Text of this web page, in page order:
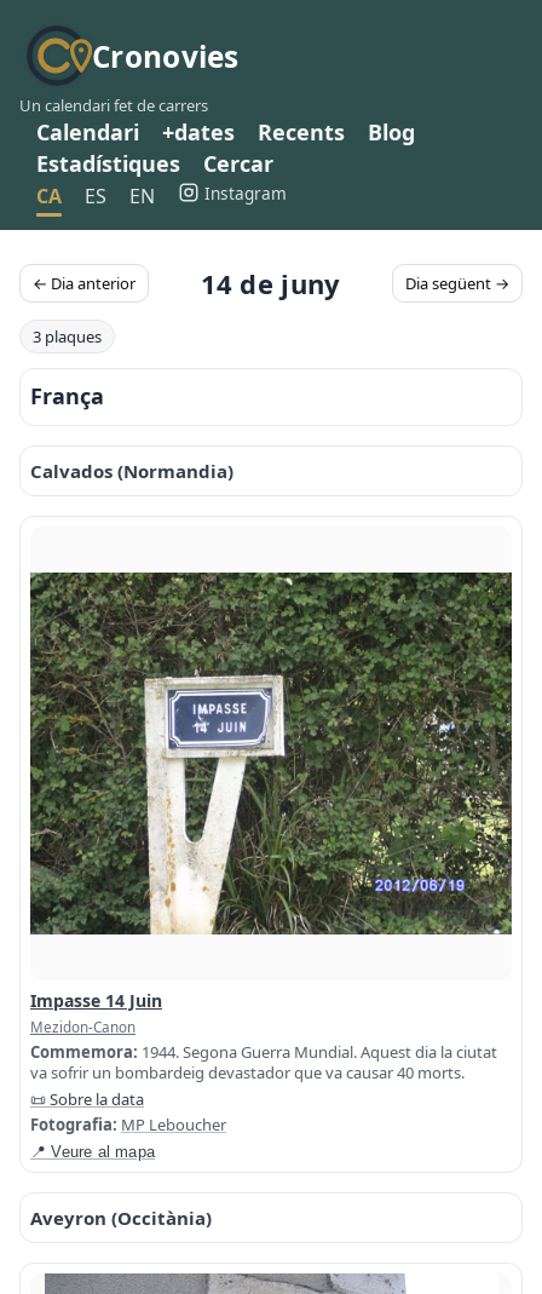
Cronovies
Un calendari fet de carrers
Calendari +dates Recents
Blog
Estadístiques
Cercar
CA ES EN Instagram
← Dia anterior 14 de juny Dia següent →
3 plaques
França
Calvados (Normandia)
Impasse 14 Juin
Mezidon-Canon
Commemora: 1944. Segona Guerra Mundial. Aquest dia la ciutat
va sofrir un bombardeig devastador que va causar 40 morts.
📜 Sobre la data
Fotografia: MP Leboucher
📍 Veure al mapa
Aveyron (Occitània)